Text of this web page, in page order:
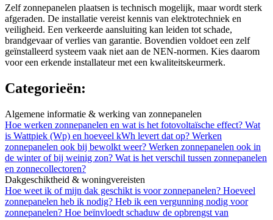
Zelf zonnepanelen plaatsen is technisch mogelijk, maar wordt sterk
afgeraden. De installatie vereist kennis van elektrotechniek en
veiligheid. Een verkeerde aansluiting kan leiden tot schade,
brandgevaar of verlies van garantie. Bovendien voldoet een zelf
geïnstalleerd systeem vaak niet aan de NEN-normen. Kies daarom
voor een erkende installateur met een kwaliteitskeurmerk.
Categorieën:
Algemene informatie & werking van zonnepanelen
Hoe werken zonnepanelen en wat is het fotovoltaïsche effect? Wat
is Wattpiek (Wp) en hoeveel kWh levert dat op? Werken
zonnepanelen ook bij bewolkt weer? Werken zonnepanelen ook in
de winter of bij weinig zon? Wat is het verschil tussen zonnepanelen
en zonnecollectoren?
Dakgeschiktheid & woningvereisten
Hoe weet ik of mijn dak geschikt is voor zonnepanelen? Hoeveel
zonnepanelen heb ik nodig? Heb ik een vergunning nodig voor
zonnepanelen? Hoe beïnvloedt schaduw de opbrengst van